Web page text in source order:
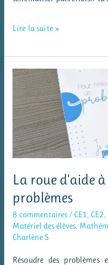
Des
apprendre
à
schématiser
les
problèmes
Lire la suite »
La roue d’aide
problèmes
8 commentaires/ CE1, CE2,
Matériel des élèves,
Charlène S
Résoudre des